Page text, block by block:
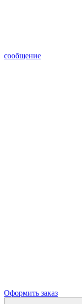
сообщение
Оформить заказ